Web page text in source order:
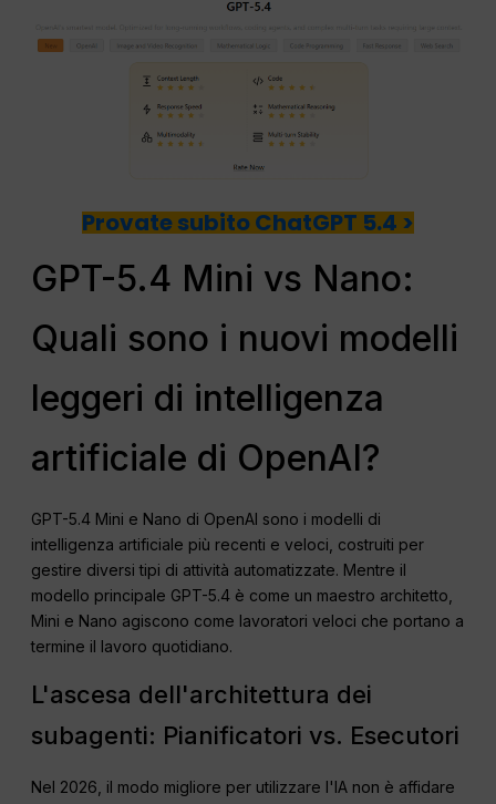
Provate subito ChatGPT 5.4 >
GPT-5.4 Mini vs Nano:
Quali sono i nuovi modelli
leggeri di intelligenza
artificiale di OpenAI?
GPT-5.4 Mini e Nano di OpenAI sono i modelli di
intelligenza artificiale più recenti e veloci, costruiti per
gestire diversi tipi di attività automatizzate. Mentre il
modello principale GPT-5.4 è come un maestro architetto,
Mini e Nano agiscono come lavoratori veloci che portano a
termine il lavoro quotidiano.
L'ascesa dell'architettura dei
subagenti: Pianificatori vs. Esecutori
Nel 2026, il modo migliore per utilizzare l'IA non è affidare